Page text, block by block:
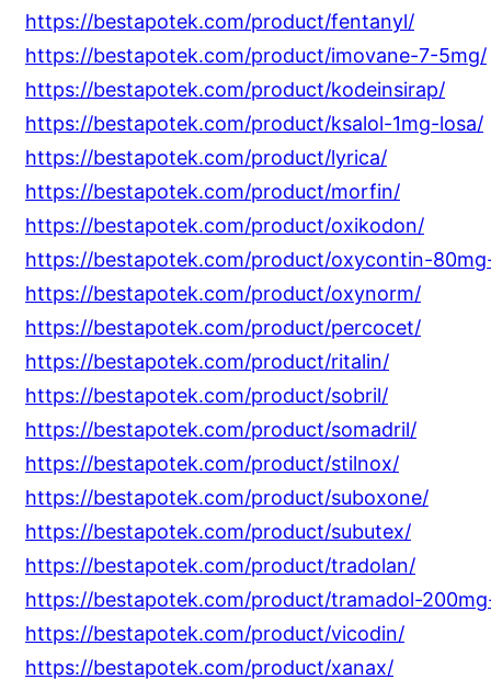
https://bestapotek.com/product/fentanyl/
https://bestapotek.com/product/imovane-7-5mg/
https://bestapotek.com/product/kodeinsirap/
https://bestapotek.com/product/ksalol-1mg-losa/
https://bestapotek.com/product/lyrica/
https://bestapotek.com/product/morfin/
https://bestapotek.com/product/oxikodon/
https://bestapotek.com/product/oxycontin-
https://bestapotek.com/product/oxynorm/
https://bestapotek.com/product/percocet/
https://bestapotek.com/product/ritalin/
https://bestapotek.com/product/sobril/
https://bestapotek.com/product/somadril/
https://bestapotek.com/product/stilnox/
https://bestapotek.com/product/suboxone/
https://bestapotek.com/product/subutex/
https://bestapotek.com/product/tradolan/
https://bestapotek.com/product/tramadol-
https://bestapotek.com/product/vicodin/
https://bestapotek.com/product/xanax/